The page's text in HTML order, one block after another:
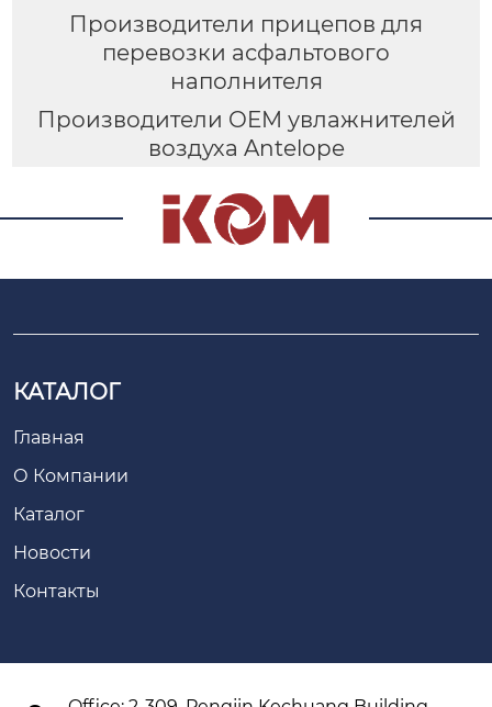
Производители прицепов для
перевозки асфальтового
наполнителя
Производители OEM увлажнителей
воздуха Antelope
КАТАЛОГ
Главная
О Компании
Каталог
Новости
Контакты